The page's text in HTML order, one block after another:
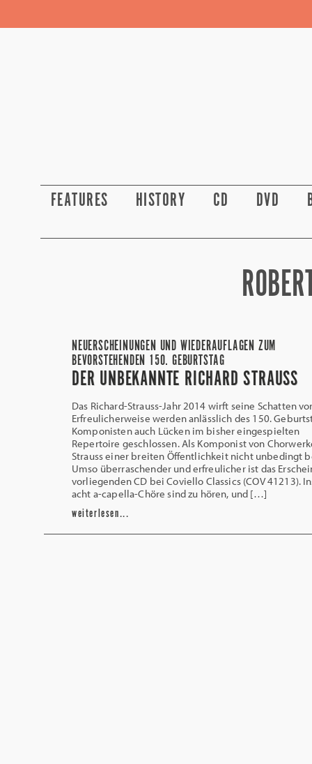
FEATURES HISTORY CD DVD
NEUERSCHEINUNGEN UND WIEDERAUFLAGEN ZUM
BEVORSTEHENDEN 150. GEBURTSTAG
DER UNBEKANNTE RICHARD STRAUSS
Das Richard-Strauss-Jahr 2014 wirft seine Schatten
Erfreulicherweise werden anlässlich des 150.
Komponisten auch Lücken im bisher eingespielten
Repertoire geschlossen. Als Komponist von
Strauss einer breiten Öffentlichkeit nicht unbedingt
Umso überraschender und erfreulicher ist das
vorliegenden CD bei Coviello Classics (COV 41213).
acht a-capella-Chöre sind zu hören, und […]
weiterlesen...